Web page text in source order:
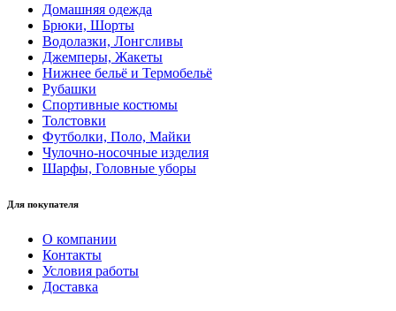
Домашняя одежда
Брюки, Шорты
Водолазки, Лонгсливы
Джемперы, Жакеты
Нижнее бельё и Термобельё
Рубашки
Спортивные костюмы
Толстовки
Футболки, Поло, Майки
Чулочно-носочные изделия
Шарфы, Головные уборы
Для покупателя
О компании
Контакты
Условия работы
Доставка